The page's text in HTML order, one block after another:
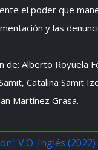
el poder que
y las
de: Alberto Royuela
Catalina Samit
Martínez Grasa.
V.O. Inglés (2022)